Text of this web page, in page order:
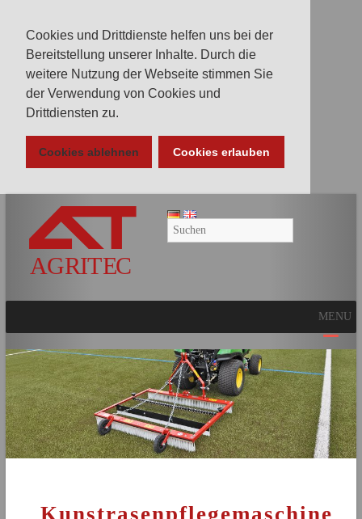
Cookies und Drittdienste helfen uns bei der
Bereitstellung unserer Inhalte. Durch die
weitere Nutzung der Webseite stimmen Sie
der Verwendung von Cookies und
Drittdiensten zu.
Cookies ablehnen Cookies erlauben
AGRITEC
GmbH
Mulcher,
Fräsen
Kunstrasenpflege
MENU